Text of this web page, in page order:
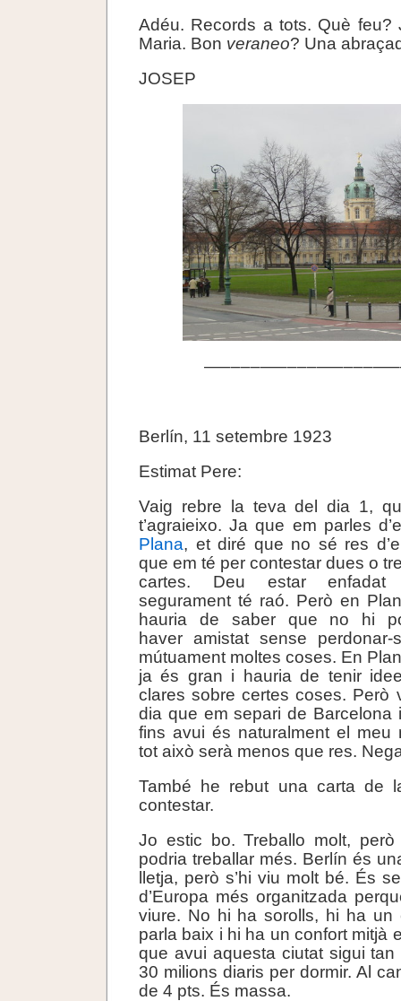
Adéu. Records a tots. Què feu?
Maria. Bon veraneo? Una
JOSEP
Berlín, 11 setembre 1923
Estimat Pere:
Vaig rebre la teva del dia 1,
t’agraieixo. Ja que em parles
Plana, et diré que no sé res
que em té per contestar dues o
cartes. Deu estar
segurament té raó. Però en
hauria de saber que no hi
haver amistat sense perdonar-
mútuament moltes coses. En
ja és gran i hauria de tenir
clares sobre certes coses. Però
dia que em separi de Barcelona
fins avui és naturalment el meu
tot això serà menos que res.
També he rebut una carta de
contestar.
Jo estic bo. Treballo molt,
podria treballar més. Berlín és
lletja, però s’hi viu molt bé. És
d’Europa més organitzada
viure. No hi ha sorolls, hi ha un
parla baix i hi ha un confort mitjà
que avui aquesta ciutat sigui
30 milions diaris per dormir. Al
de 4 pts. És massa.